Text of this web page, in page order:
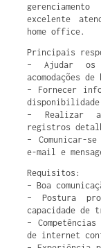
excelente
home office.
Principais
– Ajudar os
acomodações
– Fornecer
disponibilidade
– Realizar
registros
– Comunicar-
e-mail e
Requisitos:
– Boa
– Postura
capacidade de
–
de internet